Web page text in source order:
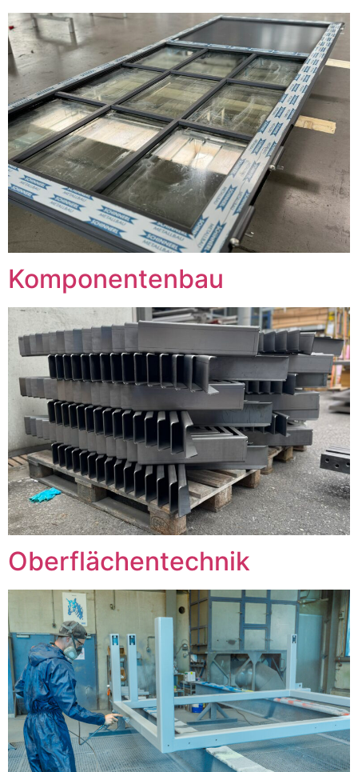
Komponentenbau
Oberflächentechnik